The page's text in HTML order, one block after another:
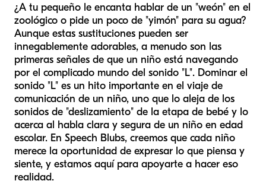
¿A tu pequeño le encanta hablar de un "weón" en el
zoológico o pide un poco de "yimón" para su agua?
Aunque estas sustituciones pueden ser
innegablemente adorables, a menudo son las
primeras señales de que un niño está navegando
por el complicado mundo del sonido "L". Dominar el
sonido "L" es un hito importante en el viaje de
comunicación de un niño, uno que lo aleja de los
sonidos de "deslizamiento" de la etapa de bebé y lo
acerca al habla clara y segura de un niño en edad
escolar. En Speech Blubs, creemos que cada niño
merece la oportunidad de expresar lo que piensa y
siente, y estamos aquí para apoyarte a hacer eso
realidad.